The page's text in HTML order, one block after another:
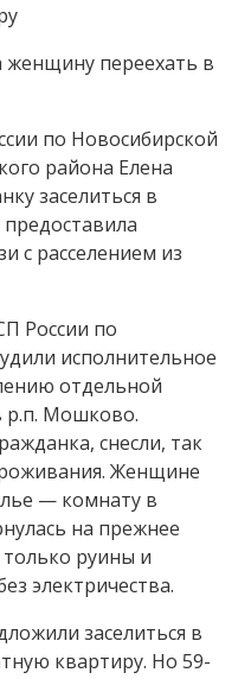
женщину переехать в
по Новосибирской
района Елена
заселиться в
с расселением из
России по
исполнительное
отдельной
р.п. Мошково.
снесли, так
Женщине
— комнату в
на прежнее
руины и
электричества.
заселиться в
квартиру. Но 59-